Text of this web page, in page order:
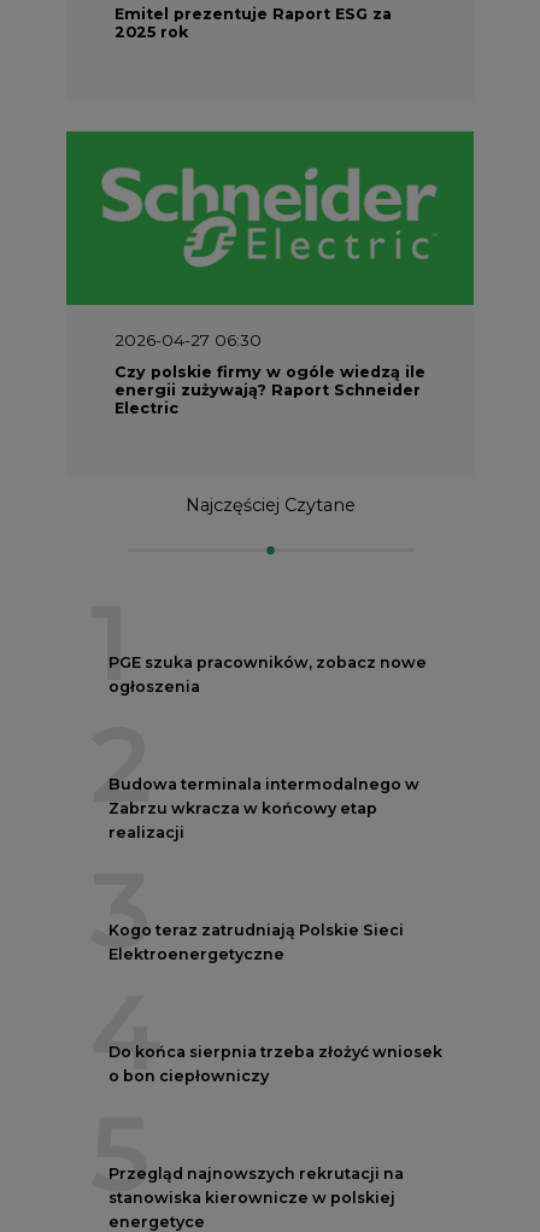
Emitel prezentuje Raport ESG za
2025 rok
2026-04-27 06:30
Czy polskie firmy w ogóle wiedzą ile
energii zużywają? Raport Schneider
Electric
Najczęściej Czytane
1
PGE szuka pracowników, zobacz nowe
ogłoszenia
2
Budowa terminala intermodalnego w
Zabrzu wkracza w końcowy etap
realizacji
3
Kogo teraz zatrudniają Polskie Sieci
Elektroenergetyczne
4
Do końca sierpnia trzeba złożyć wniosek
o bon ciepłowniczy
5
Przegląd najnowszych rekrutacji na
stanowiska kierownicze w polskiej
energetyce